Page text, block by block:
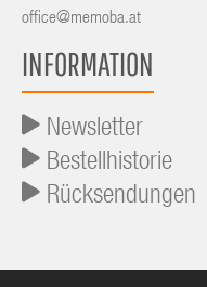
office@memoba.at
INFORMATION
Newsletter
Bestellhistorie
Rücksendungen